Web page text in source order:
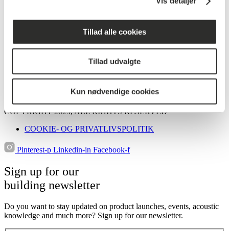
Tillad alle cookies
Tillad udvalgte
Kun nødvendige cookies
Design & Surfaces
Fire & Safety
News
Contact marine
COPYRIGHT 2025, ALL RIGHTS RESERVED
COOKIE- OG PRIVATLIVSPOLITIK
Pinterest-p Linkedin-in Facebook-f
Sign up for our
building newsletter
Do you want to stay updated on product launches, events, acoustic
knowledge and much more? Sign up for our newsletter.